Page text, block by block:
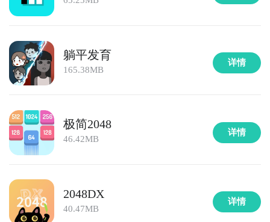
躺平发育
165.38MB
详情
极简2048
46.42MB
详情
2048DX
40.47MB
详情